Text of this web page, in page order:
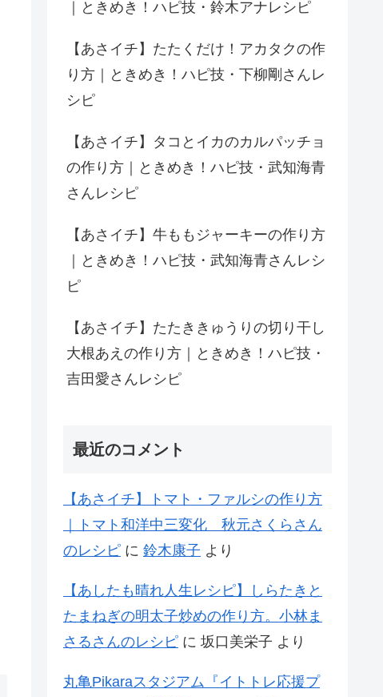
｜ときめき！ハピ技・鈴木アナレシピ
【あさイチ】たたくだけ！アカタクの作
り方｜ときめき！ハピ技・下柳剛さんレ
シピ
【あさイチ】タコとイカのカルパッチョ
の作り方｜ときめき！ハピ技・武知海青
さんレシピ
【あさイチ】牛ももジャーキーの作り方
｜ときめき！ハピ技・武知海青さんレシ
ピ
【あさイチ】たたききゅうりの切り干し
大根あえの作り方｜ときめき！ハピ技・
吉田愛さんレシピ
最近のコメント
【あさイチ】トマト・ファルシの作り方
｜トマト和洋中三変化 秋元さくらさん
のレシピ に 鈴木康子 より
【あしたも晴れ人生レシピ】しらたきと
たまねぎの明太子炒めの作り方。小林ま
さるさんのレシピ に 坂口美栄子 より
丸亀Pikaraスタジアム『イトトレ応援プ